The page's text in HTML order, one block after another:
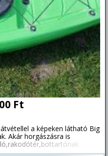
Ft
a képeken látható Big
Akár horgászásra is
Hossz: 265 cm